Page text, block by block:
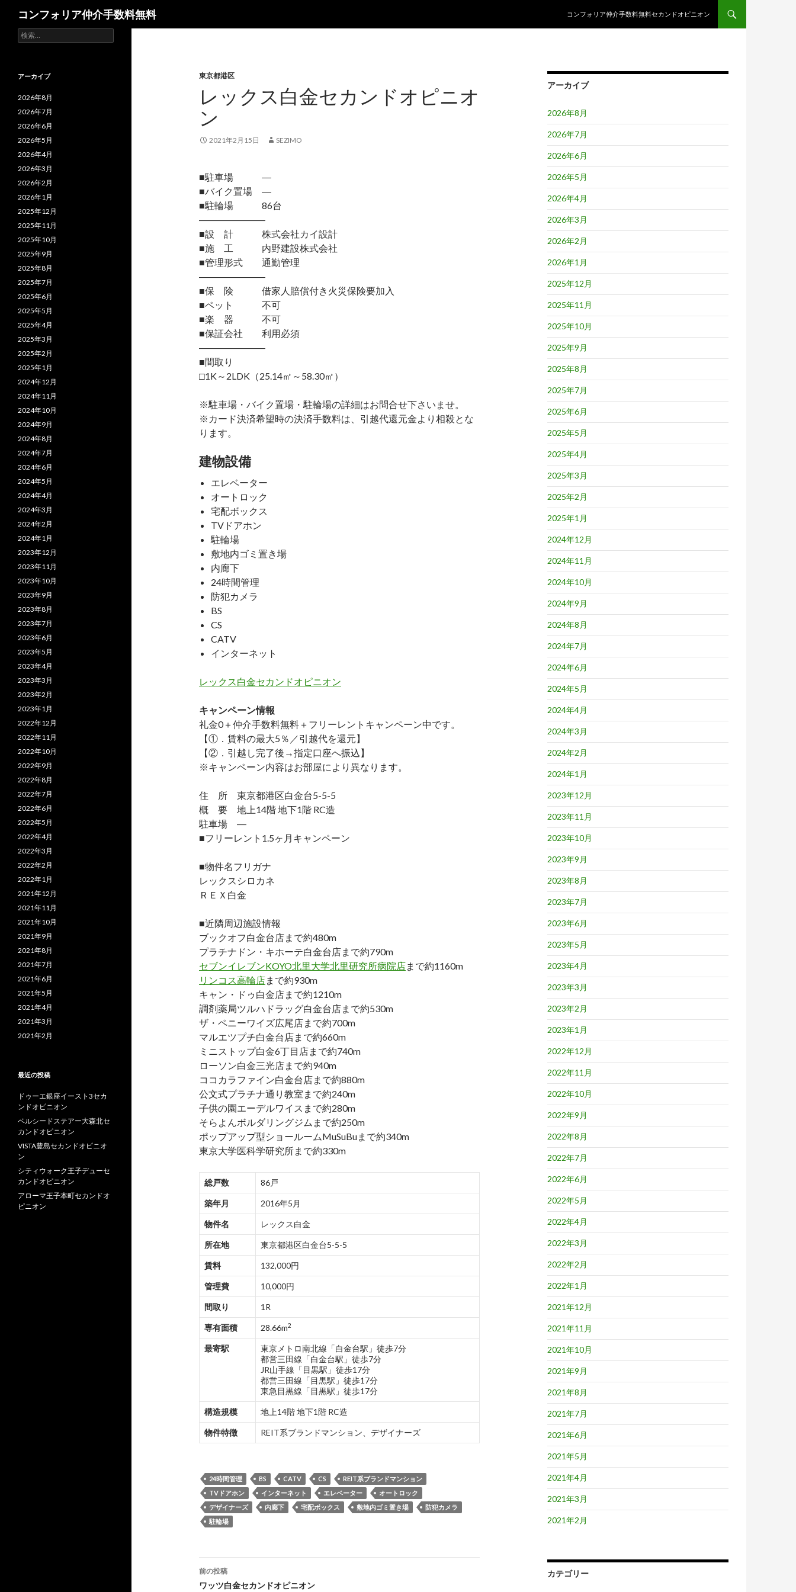
コンフォリア仲介手数料無料
コンフォリア仲介手数料無料セカンドオピニオン
東京都港区
レックス白金セカンドオピニオ
ン
2021年2月15日 SEZIMO
■駐車場 ―
■バイク置場 ―
■駐輪場 86台
―――――――
■設 計 株式会社カイ設計
■施 工 内野建設株式会社
■管理形式 通勤管理
―――――――
■保 険 借家人賠償付き火災保険要加入
■ペット 不可
■楽 器 不可
■保証会社 利用必須
―――――――
■間取り
□1K～2LDK（25.14㎡～58.30㎡）
※駐車場・バイク置場・駐輪場の詳細はお問合せ下さいませ。
※カード決済希望時の決済手数料は、引越代還元金より相殺とな
ります。
建物設備
エレベーター
オートロック
宅配ボックス
TVドアホン
駐輪場
敷地内ゴミ置き場
内廊下
24時間管理
防犯カメラ
BS
CS
CATV
インターネット
レックス白金セカンドオピニオン
キャンペーン情報
礼金0＋仲介手数料無料 ＋ フリーレント キャンペーン中です。
【①．賃料の最大5％／引越代を還元】
【②．引越し完了後→指定口座へ振込】
※キャンペーン内容はお部屋により異なります。
住 所 東京都港区白金台5-5-5
概 要 地上14階 地下1階 RC造
駐車場 ―
■フリーレント1.5ヶ月キャンペーン
■物件名フリガナ
レックスシロカネ
ＲＥＸ白金
■近隣周辺施設情報
ブックオフ白金台店まで約480m
プラチナドン・キホーテ白金台店まで約790m
セブンイレブンKOYO北里大学北里研究所病院店まで約1160m
リンコス高輪店まで約930m
キャン・ドゥ白金店まで約1210m
調剤薬局ツルハドラッグ白金台店まで約530m
ザ・ペニーワイズ広尾店まで約700m
マルエツプチ白金台店まで約660m
ミニストップ白金6丁目店まで約740m
ローソン白金三光店まで約940m
ココカラファイン白金台店まで約880m
公文式プラチナ通り教室まで約240m
子供の園エーデルワイスまで約280m
そらよんボルダリングジムまで約250m
ポップアップ型ショールームMuSuBuまで約340m
東京大学医科学研究所まで約330m
総戸数 86戸
築年月 2016年5月
物件名 レックス白金
所在地 東京都港区白金台5-5-5
賃料 132,000円
管理費 10,000円
間取り 1R
専有面積 28.66m2
最寄駅
東京メトロ南北線「白金台駅」徒歩7分
都営三田線「白金台駅」徒歩7分
JR山手線「目黒駅」徒歩17分
都営三田線「目黒駅」徒歩17分
東急目黒線「目黒駅」徒歩17分
構造規模 地上14階 地下1階 RC造
物件特徴 REIT系ブランドマンション、デザイナーズ
24時間管理 BS CATV CS
REIT系ブランドマンション
TVドアホン
インターネット エレベーター
オートロック
デザイナーズ
内廊下 宅配ボックス 敷地内ゴミ置き場
防犯カメラ
駐輪場
投
稿
前の投稿
ワッツ白金セカンドオピニオン
アーカイブ
2026年8月
2026年7月
2026年6月
2026年5月
2026年4月
2026年3月
2026年2月
2026年1月
2025年12月
2025年11月
2025年10月
2025年9月
2025年8月
2025年7月
2025年6月
2025年5月
2025年4月
2025年3月
2025年2月
2025年1月
2024年12月
2024年11月
2024年10月
2024年9月
2024年8月
2024年7月
2024年6月
2024年5月
2024年4月
2024年3月
2024年2月
2024年1月
2023年12月
2023年11月
2023年10月
2023年9月
2023年8月
2023年7月
2023年6月
2023年5月
2023年4月
2023年3月
2023年2月
2023年1月
2022年12月
2022年11月
2022年10月
2022年9月
2022年8月
2022年7月
2022年6月
2022年5月
2022年4月
2022年3月
2022年2月
2022年1月
2021年12月
2021年11月
2021年10月
2021年9月
2021年8月
2021年7月
2021年6月
2021年5月
2021年4月
2021年3月
2021年2月
カテゴリー
検
索:
アーカイブ
2026年8月
2026年7月
2026年6月
2026年5月
2026年4月
2026年3月
2026年2月
2026年1月
2025年12月
2025年11月
2025年10月
2025年9月
2025年8月
2025年7月
2025年6月
2025年5月
2025年4月
2025年3月
2025年2月
2025年1月
2024年12月
2024年11月
2024年10月
2024年9月
2024年8月
2024年7月
2024年6月
2024年5月
2024年4月
2024年3月
2024年2月
2024年1月
2023年12月
2023年11月
2023年10月
2023年9月
2023年8月
2023年7月
2023年6月
2023年5月
2023年4月
2023年3月
2023年2月
2023年1月
2022年12月
2022年11月
2022年10月
2022年9月
2022年8月
2022年7月
2022年6月
2022年5月
2022年4月
2022年3月
2022年2月
2022年1月
2021年12月
2021年11月
2021年10月
2021年9月
2021年8月
2021年7月
2021年6月
2021年5月
2021年4月
2021年3月
2021年2月
最近の投稿
ドゥーエ銀座イースト3セカ
ンドオピニオン
ベルシードステアー大森北セ
カンドオピニオン
VISTA豊島セカンドオピニオ
ン
シティウォーク王子デューセ
カンドオピニオン
アローマ王子本町セカンドオ
ピニオン